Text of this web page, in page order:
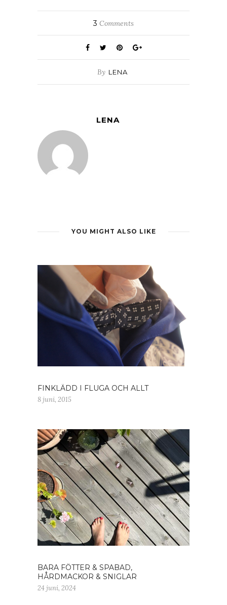
3 Comments
By LENA
LENA
YOU MIGHT ALSO LIKE
FINKLÄDD I FLUGA OCH ALLT
8 juni, 2015
BARA FÖTTER & SPABAD,
HÅRDMACKOR & SNIGLAR
24 juni, 2024